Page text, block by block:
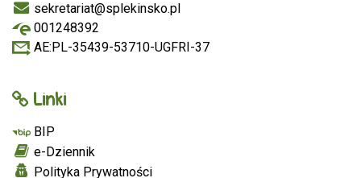
sekretariat@splekinsko.pl
001248392
AE:PL-35439-53710-UGFRI-37
Linki
BIP
e-Dziennik
Polityka Prywatności